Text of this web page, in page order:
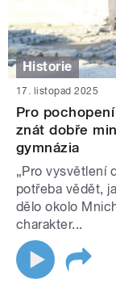
Historie
17. listopad 2025
Pro
znát dobře
gymnázia
„Pro vysvětlení
potřeba vědět,
dělo okolo
charakter...